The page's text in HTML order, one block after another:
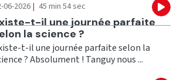
06-2026| 45 min 54 sec
t-il une journée parfaite
la science ?
t-il une journée parfaite selon la
? Absolument ! Tanguy nous ...